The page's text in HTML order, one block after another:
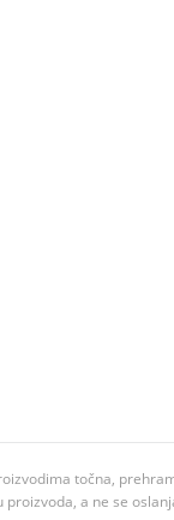
točna,
a ne se